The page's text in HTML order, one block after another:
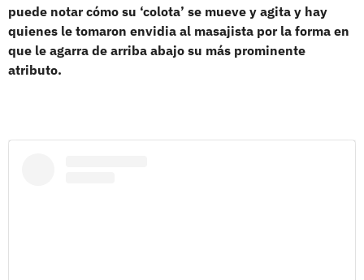
puede notar cómo su ‘colota’ se mueve y agita y hay
quienes le tomaron envidia al masajista por la forma en
que le agarra de arriba abajo su más prominente
atributo.